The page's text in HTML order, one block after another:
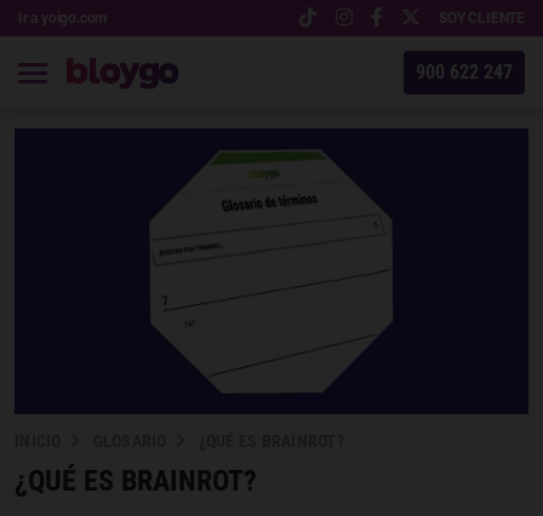
Ir a yoigo.com SOY CLIENTE
900 622 247
¿QUÉ ES BRAINROT?